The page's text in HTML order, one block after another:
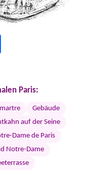
Paris:
Gebäude
auf der Seine
Dame de Paris
Notre-Dame